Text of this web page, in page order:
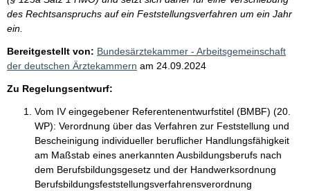
i
t
e
des Rechtsanspruchs auf ein Feststellungsverfahren um ein Jahr
ein.
Bereitgestellt von: Bundesärztekammer - Arbeitsgemeinschaft
der deutschen Ärztekammern am 24.09.2024
Zu Regelungsentwurf:
Vom IV eingegebener Referentenentwurfstitel (BMBF) (20.
WP): Verordnung über das Verfahren zur Feststellung und
Bescheinigung individueller beruflicher Handlungsfähigkeit
am Maßstab eines anerkannten Ausbildungsberufs nach
dem Berufsbildungsgesetz und der Handwerksordnung
Berufsbildungsfeststellungsverfahrensverordnung